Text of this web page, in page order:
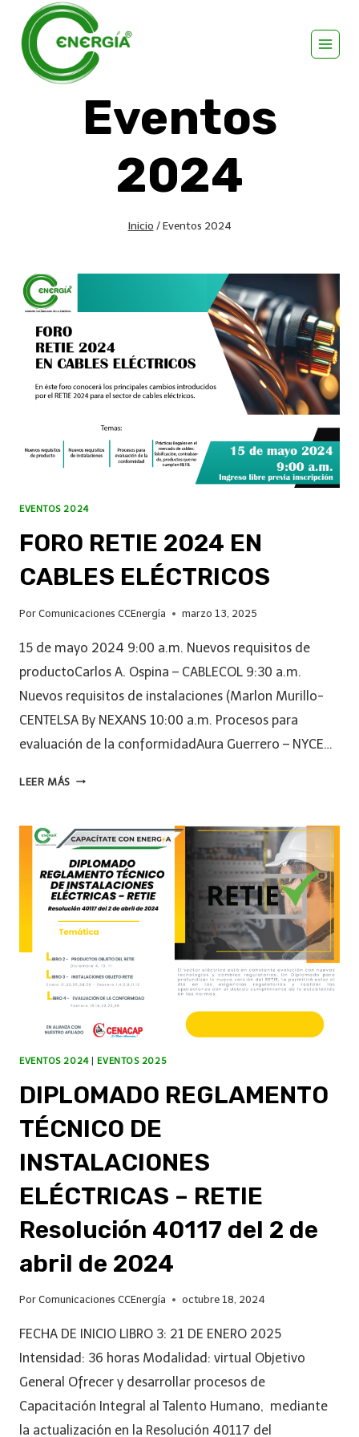
Eventos
2024
Inicio / Eventos 2024
EVENTOS 2024
FORO RETIE 2024 EN
CABLES ELÉCTRICOS
Por Comunicaciones CCEnergía marzo 13, 2025
15 de mayo 2024 9:00 a.m. Nuevos requisitos de
productoCarlos A. Ospina – CABLECOL 9:30 a.m.
Nuevos requisitos de instalaciones (Marlon Murillo-
CENTELSA By NEXANS 10:00 a.m. Procesos para
evaluación de la conformidadAura Guerrero – NYCE…
LEER MÁS
EVENTOS 2024|EVENTOS 2025
DIPLOMADO REGLAMENTO
TÉCNICO DE
INSTALACIONES
ELÉCTRICAS – RETIE
Resolución 40117 del 2 de
abril de 2024
Por Comunicaciones CCEnergía octubre 18, 2024
FECHA DE INICIO LIBRO 3: 21 DE ENERO 2025
Intensidad: 36 horas Modalidad: virtual Objetivo
General Ofrecer y desarrollar procesos de
Capacitación Integral al Talento Humano, mediante
la actualización en la Resolución 40117 del